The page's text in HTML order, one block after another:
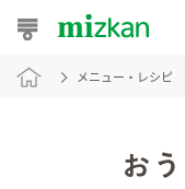
おうちレシピ
メニュー・レシピ